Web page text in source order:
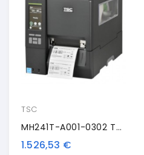
TSC
MH241T-A001-0302 TSC MH241T, 8 Punti /mm (203dpi), Disp., RTC, USB, RS232, Ethernet
1.526,53 €